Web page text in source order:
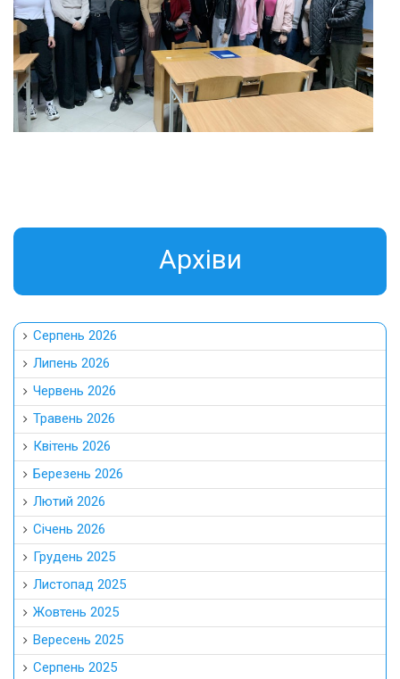
Aрхіви
Серпень 2026
Липень 2026
Червень 2026
Травень 2026
Квітень 2026
Березень 2026
Лютий 2026
Січень 2026
Грудень 2025
Листопад 2025
Жовтень 2025
Вересень 2025
Серпень 2025